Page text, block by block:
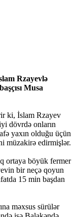
Rzayevlə
Musa
ki, İslam Rzayev
dövrdə onların
yaxın olduğu üçün
müzakirə edirmişlər.
ortaya böyük fermer
bir neçə qoyun
15 min başdan
məxsus sürülər